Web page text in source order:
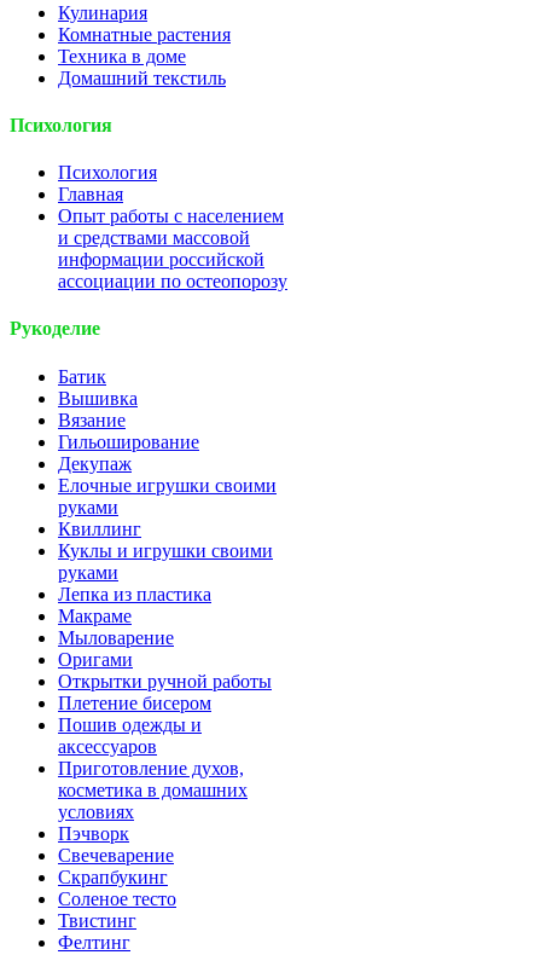
Кулинария
Комнатные растения
Техника в доме
Домашний текстиль
Психология
Психология
Главная
Опыт работы с населением
и средствами массовой
информации российской
ассоциации по остеопорозу
Рукоделие
Батик
Вышивка
Вязание
Гильоширование
Декупаж
Елочные игрушки своими
руками
Квиллинг
Куклы и игрушки своими
руками
Лепка из пластика
Макраме
Мыловарение
Оригами
Открытки ручной работы
Плетение бисером
Пошив одежды и
аксессуаров
Приготовление духов,
косметика в домашних
условиях
Пэчворк
Свечеварение
Скрапбукинг
Соленое тесто
Твистинг
Фелтинг